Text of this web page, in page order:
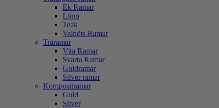
Ek Ramar
Lönn
Teak
Valnöts Ramar
Träramar
Vita Ramar
Svarta Ramar
Guldramar
Silver ramar
Kompositramar
Guld
Silver